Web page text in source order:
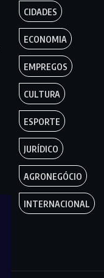
CIDADES
ECONOMIA
EMPREGOS
CULTURA
ESPORTE
JURÍDICO
AGRONEGÓCIO
INTERNACIONAL